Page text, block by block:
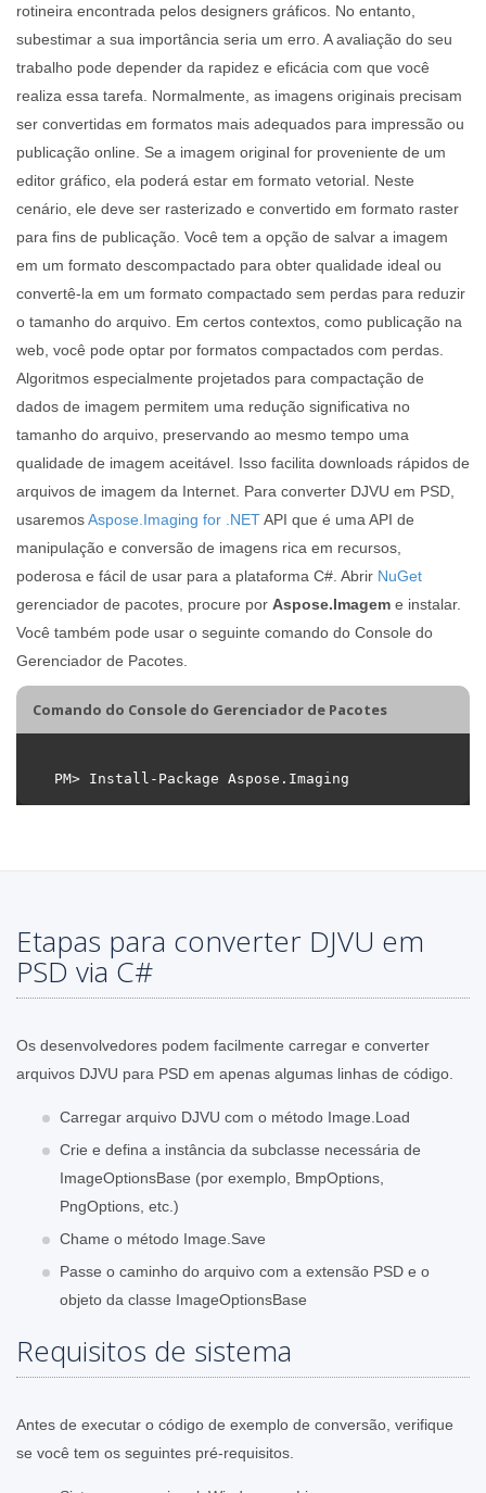
rotineira encontrada pelos designers gráficos. No entanto,
subestimar a sua importância seria um erro. A avaliação do seu
trabalho pode depender da rapidez e eficácia com que você
realiza essa tarefa. Normalmente, as imagens originais precisam
ser convertidas em formatos mais adequados para impressão ou
publicação online. Se a imagem original for proveniente de um
editor gráfico, ela poderá estar em formato vetorial. Neste
cenário, ele deve ser rasterizado e convertido em formato raster
para fins de publicação. Você tem a opção de salvar a imagem
em um formato descompactado para obter qualidade ideal ou
convertê-la em um formato compactado sem perdas para reduzir
o tamanho do arquivo. Em certos contextos, como publicação na
web, você pode optar por formatos compactados com perdas.
Algoritmos especialmente projetados para compactação de
dados de imagem permitem uma redução significativa no
tamanho do arquivo, preservando ao mesmo tempo uma
qualidade de imagem aceitável. Isso facilita downloads rápidos de
arquivos de imagem da Internet. Para converter DJVU em PSD,
usaremosAspose.Imaging for .NETAPI que é uma API de
manipulação e conversão de imagens rica em recursos,
poderosa e fácil de usar para a plataforma C#. Abrir NuGet
gerenciador de pacotes, procure por Aspose.Imagem e instalar.
Você também pode usar o seguinte comando do Console do
Gerenciador de Pacotes.
Comando do Console do Gerenciador de Pacotes
Etapas para converter DJVU em
PSD via C#
Os desenvolvedores podem facilmente carregar e converter
arquivos DJVU para PSD em apenas algumas linhas de código.
Carregar arquivo DJVU com o método Image.Load
Crie e defina a instância da subclasse necessária de
ImageOptionsBase (por exemplo, BmpOptions,
PngOptions, etc.)
Chame o método Image.Save
Passe o caminho do arquivo com a extensão PSD e o
objeto da classe ImageOptionsBase
Requisitos de sistema
Antes de executar o código de exemplo de conversão, verifique
se você tem os seguintes pré-requisitos.